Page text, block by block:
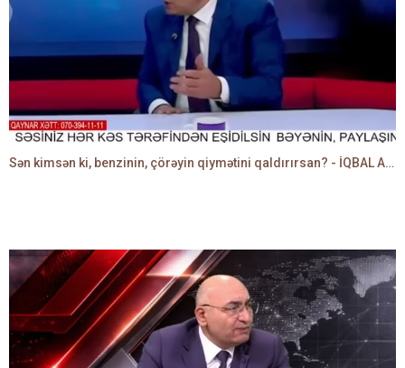
Sən kimsən ki, benzinin, çörəyin qiymətini qaldırırsan? - İQBAL AĞAZADƏ